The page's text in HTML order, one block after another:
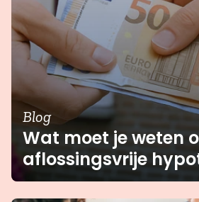
Blog
Wat moet je weten
aflossingsvrije